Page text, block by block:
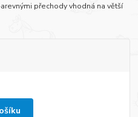
přechody vhodná na větší